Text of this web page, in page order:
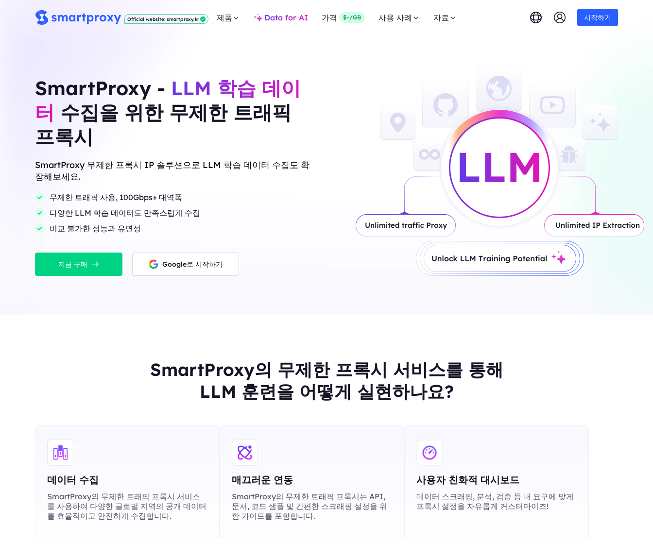
Official website: smartproxy.kr 제품 Data for AI 가격 $-/GB 사용 사례 자료 시작하기
SmartProxy - LLM 학습 데이
터 수집을 위한 무제한 트래픽
프록시
SmartProxy 무제한 프록시 IP 솔루션으로 LLM 학습 데이터 수집도 확
장해보세요.
무제한 트래픽 사용, 100Gbps+ 대역폭
다양한 LLM 학습 데이터도 만족스럽게 수집
비교 불가한 성능과 유연성
지금 구매 Google로 시작하기
SmartProxy의 무제한 프록시 서비스를 통해
LLM 훈련을 어떻게 실현하나요?
데이터 수집
SmartProxy의 무제한 트래픽 프록시 서비스
를 사용하여 다양한 글로벌 지역의 공개 데이터
를 효율적이고 안전하게 수집합니다.
매끄러운 연동
SmartProxy의 무제한 트래픽 프록시는 API,
문서, 코드 샘플 및 간편한 스크래핑 설정을 위
한 가이드를 포함합니다.
사용자 친화적 대시보드
데이터 스크래핑, 분석, 검증 등 내 요구에 맞게
프록시 설정을 자유롭게 커스터마이즈!